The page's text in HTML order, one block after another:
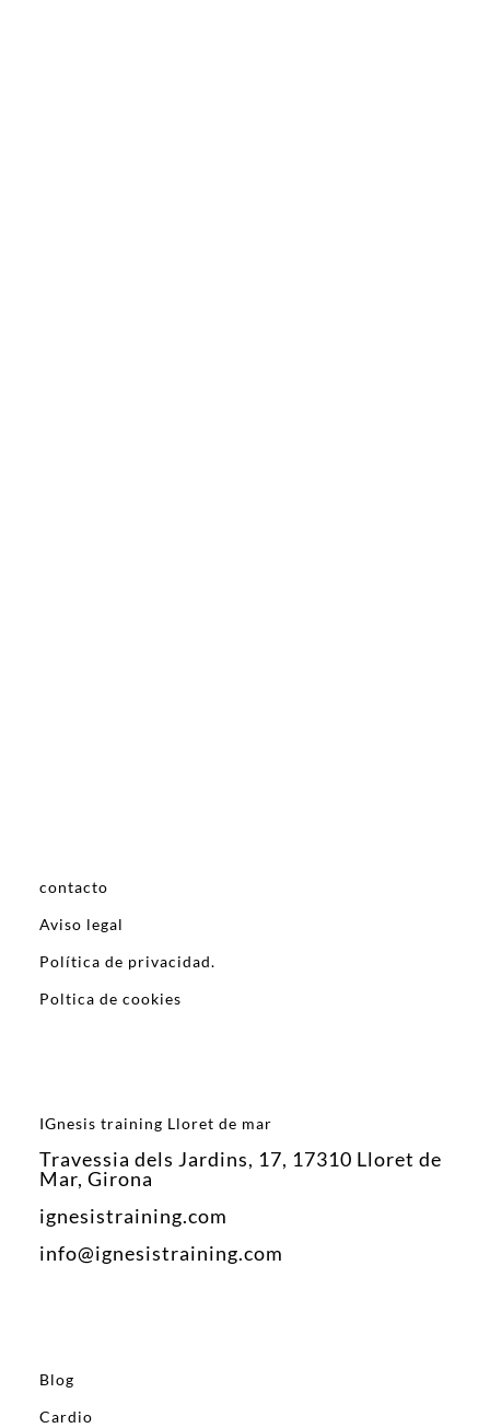
contacto
Aviso legal
Política de privacidad.
Poltica de cookies
IGnesis training Lloret de mar
Travessia dels Jardins, 17, 17310 Lloret de
Mar, Girona
ignesistraining.com
info@ignesistraining.com
Blog
Cardio